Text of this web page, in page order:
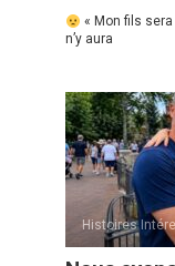
« Mon fils
n’y aura
Histoires